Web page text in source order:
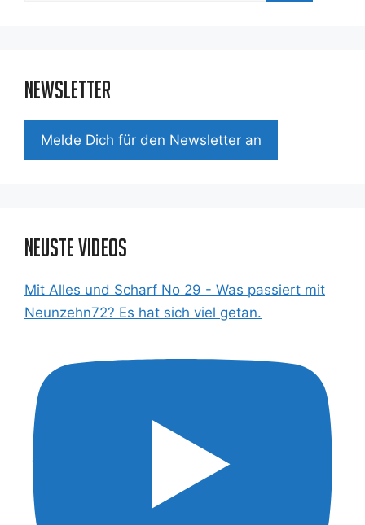
Newsletter
Mel­de Dich für den News­let­ter an
Neuste Videos
Mit Alles und Scharf No 29 - Was passiert mit
Neunzehn72? Es hat sich viel getan.